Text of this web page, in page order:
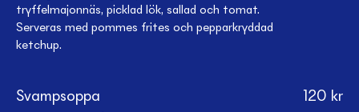
tryffelmajonnäs, picklad lök, sallad och tomat.
Serveras med pommes frites och pepparkryddad
ketchup.
Svampsoppa 120 kr